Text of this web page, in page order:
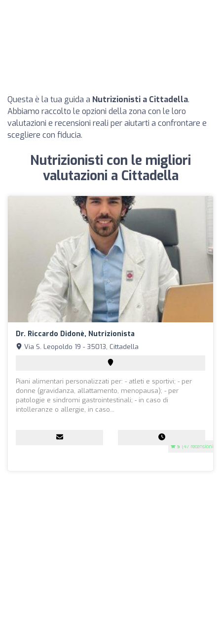
Questa è la tua guida a Nutrizionisti a Cittadella.
Abbiamo raccolto le opzioni della zona con le loro
valutazioni e recensioni reali per aiutarti a confrontare e
scegliere con fiducia.
Nutrizionisti con le migliori
valutazioni a Cittadella
Dr. Riccardo Didonè, Nutrizionista
5 (47 recensioni)
Via S. Leopoldo 19 - 35013, Cittadella
Piani alimentari personalizzati per: - atleti e sportivi; - per
donne (gravidanza, allattamento, menopausa); - per
patologie e sindromi gastrointestinali; - in caso di
intolleranze o allergie, in caso...